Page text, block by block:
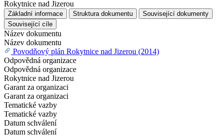
Rokytnice nad Jizerou
Základní informace Struktura dokumentu
Související dokumenty
Související cíle
Název dokumentu
Název dokumentu
Povodňový plán Rokytnice nad Jizerou (2014)
Odpovědná organizace
Odpovědná organizace
Rokytnice nad Jizerou
Garant za organizaci
Garant za organizaci
Tematické vazby
Tematické vazby
Datum schválení
Datum schválení